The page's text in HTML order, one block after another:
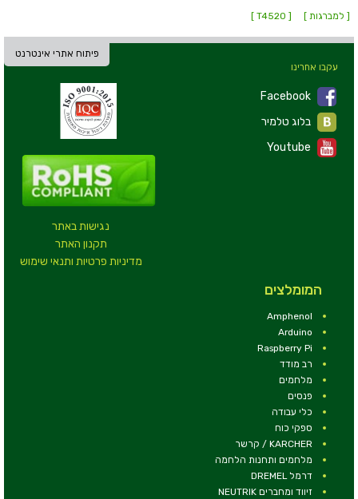
[ למברגות ] [ T4520 ]
פיתוח אתרי אינטרנט
נגישות באתר
תקנון האתר
מדיניות פרטיות ותנאי שימוש
עקבו אחרינו
Facebook
Youtube
המומלצים
Amphenol
Arduino
Raspberry Pi
רב מודד
מלחמים
פנסים
כלי עבודה
ספקי כוח
KARCHER / קרשר
מלחמים ותחנות הלחמה
דרמל DREMEL
זיווד ומחברים NEUTRIK